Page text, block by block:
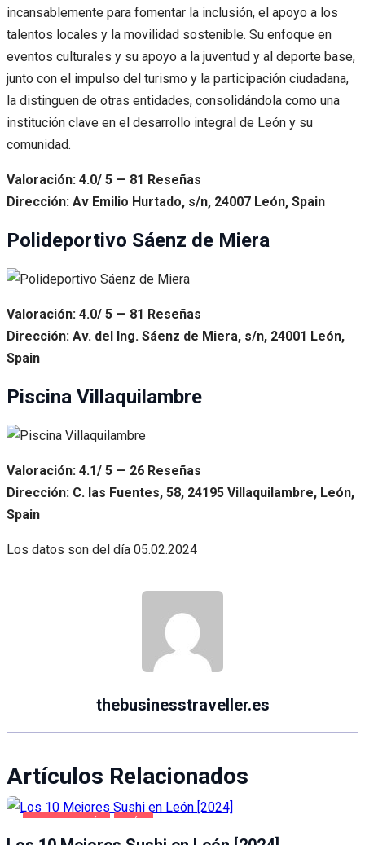
incansablemente para fomentar la inclusión, el apoyo a los
talentos locales y la movilidad sostenible. Su enfoque en
eventos culturales y su apoyo a la juventud y al deporte base,
junto con el impulso del turismo y la participación ciudadana,
la distinguen de otras entidades, consolidándola como una
institución clave en el desarrollo integral de León y su
comunidad.
Valoración: 4.0/ 5 — 81 Reseñas
Dirección: Av Emilio Hurtado, s/n, 24007 León, Spain
Polideportivo Sáenz de Miera
Valoración: 4.0/ 5 — 81 Reseñas
Dirección: Av. del Ing. Sáenz de Miera, s/n, 24001 León,
Spain
Piscina Villaquilambre
Valoración: 4.1/ 5 — 26 Reseñas
Dirección: C. las Fuentes, 58, 24195 Villaquilambre, León,
Spain
Los datos son del día 05.02.2024
thebusinesstraveller.es
Artículos Relacionados